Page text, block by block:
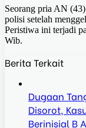
Seorang pria AN
polisi setelah
Peristiwa ini terjadi
Wib.
Berita Terkait
Dugaan
Disorot,
Berinisial B